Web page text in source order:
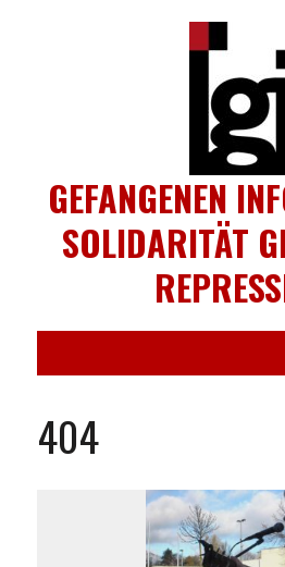
GEFANGENEN
SOLIDARITÄT
404